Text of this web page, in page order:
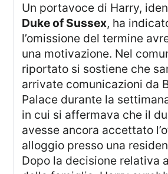
Un portavoce di Harry,
Duke of Sussex, ha
l’omissione del termine
una motivazione. Nel
riportato si sostiene che
arrivate comunicazioni da
Palace durante la
in cui si affermava che il
avesse ancora accettato
alloggio presso una
Dopo la decisione relativa